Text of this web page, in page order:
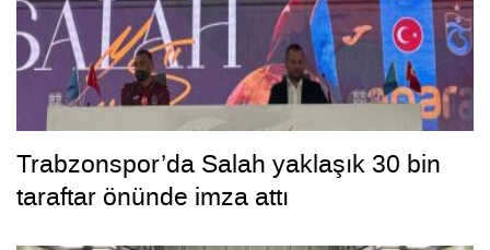
Trabzonspor’da Salah yaklaşık 30 bin
taraftar önünde imza attı